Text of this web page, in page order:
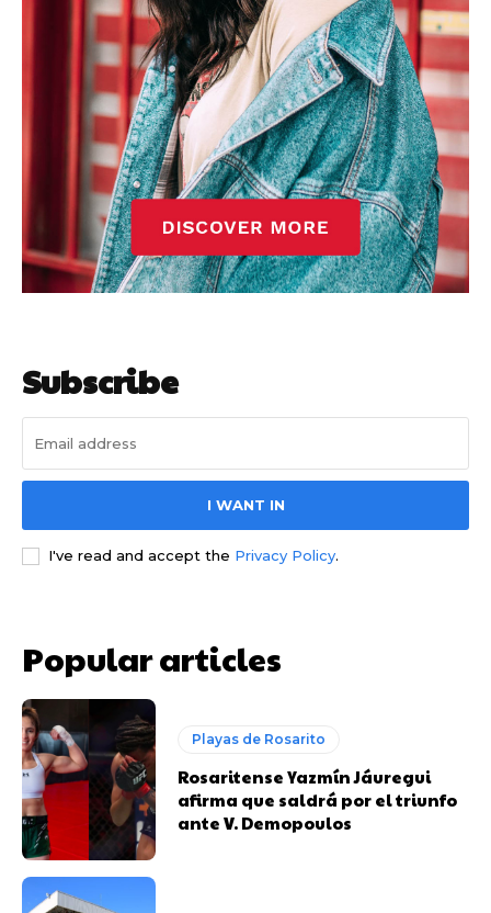
Subscribe
I WANT IN
I've read and accept the Privacy Policy.
Popular articles
Playas de Rosarito
Rosaritense Yazmín Jáuregui
afirma que saldrá por el triunfo
ante V. Demopoulos